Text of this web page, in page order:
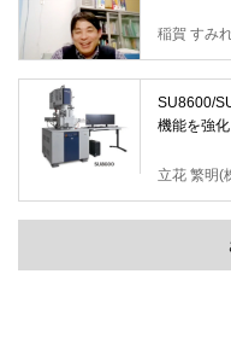
稲賀 すみ
川医科大
SU8600/
機能を強
立花 繁明(